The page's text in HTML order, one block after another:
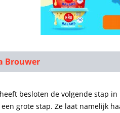
Brouwer
besloten de volgende stap
grote stap. Ze laat namelijk